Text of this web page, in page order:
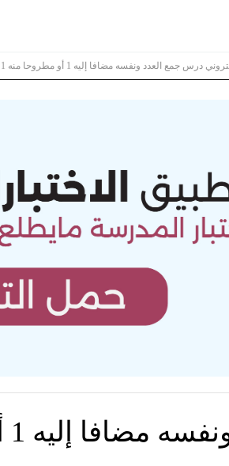
درس جمع العدد ونفسه مضافا إليه 1 أو مطروحا منه 1
1 أو مطروحا منه 1